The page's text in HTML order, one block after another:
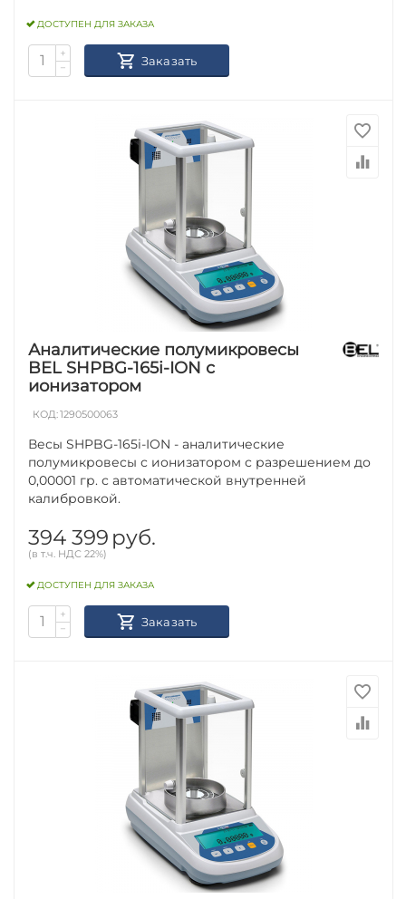
ДОСТУПЕН ДЛЯ ЗАКАЗА
+
−
Заказать
Аналитические полумикровесы
BEL SHPBG-165i-ION с
ионизатором
КОД:1290500063
Весы SHPBG-165i-ION - аналитические
полумикровесы с ионизатором с разрешением до
0,00001 гр. с автоматической внутренней
калибровкой.
394 399 руб.
(в т.ч. НДС 22%)
ДОСТУПЕН ДЛЯ ЗАКАЗА
+
−
Заказать